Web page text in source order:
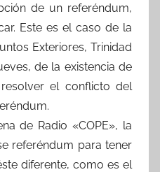
de un referéndum,
Este es el caso de la
Exteriores, Trinidad
de la existencia de
el conflicto del
de Radio «COPE», la
referéndum para tener
diferente, como es el